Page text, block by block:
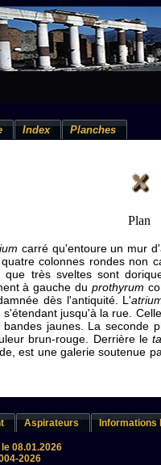
Index Planches
Plan
carré qu'entoure un mur
colonnes rondes non
très sveltes sont
à gauche duprothyrum
dès l'antiquité. L'
jusqu'à la rue.
jaunes. La seconde
brun-rouge. Derrière le
est une galerie soutenue
Aspirateurs Informations
08.01.2026
2026